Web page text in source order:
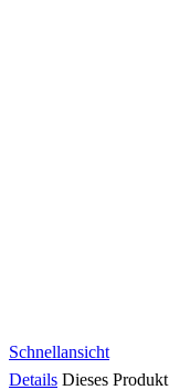
Schnellansicht
Details Dieses